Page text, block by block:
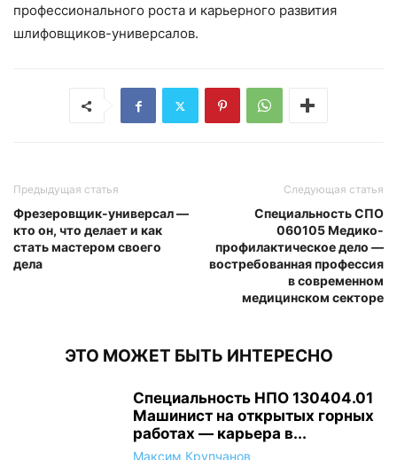
профессионального роста и карьерного развития
шлифовщиков-универсалов.
Предыдущая статья
Фрезеровщик-универсал —
кто он, что делает и как
стать мастером своего
дела
Следующая статья
Специальность СПО
060105 Медико-
профилактическое дело —
востребованная профессия
в современном
медицинском секторе
ЭТО МОЖЕТ БЫТЬ ИНТЕРЕСНО
Специальность НПО 130404.01
Машинист на открытых горных
работах — карьера в...
Максим Крупчанов